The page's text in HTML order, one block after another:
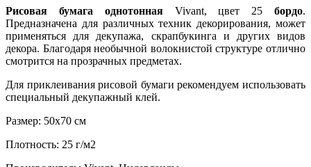
Рисовая бумага однотоннаяVivant, цвет 25бордо.
Предназначена для различных техник декорирования, может
применяться для декупажа, скрапбукинга и других видов
декора. Благодаря необычной волокнистой структуре отлично
смотрится на прозрачных предметах.
Для приклеивания рисовой бумаги рекомендуем использовать
специальный декупажный клей.
Размер: 50х70 см
Плотность: 25 г/м2